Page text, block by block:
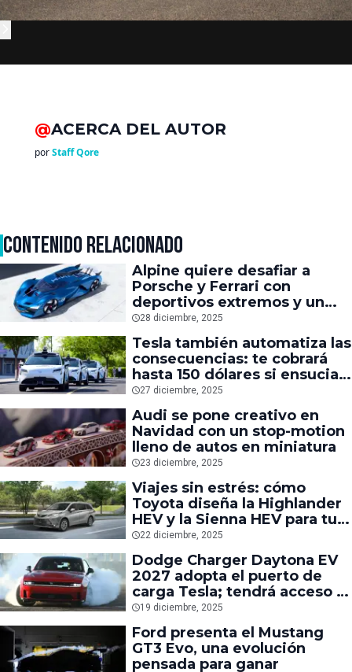
@ACERCA DEL AUTOR
porStaff Qore
CONTENIDO RELACIONADO
Alpine quiere desafiar a
Porsche y Ferrari con
deportivos extremos y un
futuro superauto
28 diciembre, 2025
Tesla también automatiza las
consecuencias: te cobrará
hasta 150 dólares si ensucias
un Robotaxi
27 diciembre, 2025
Audi se pone creativo en
Navidad con un stop-motion
lleno de autos en miniatura
23 diciembre, 2025
Viajes sin estrés: cómo
Toyota diseña la Highlander
HEV y la Sienna HEV para tu
comodidad
22 diciembre, 2025
Dodge Charger Daytona EV
2027 adopta el puerto de
carga Tesla; tendrá acceso a
25,000 Superchargers en
Norteamérica
19 diciembre, 2025
Ford presenta el Mustang
GT3 Evo, una evolución
pensada para ganar